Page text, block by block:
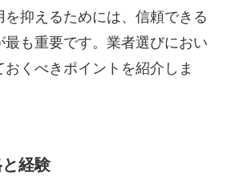
抑えるためには、信頼できる
最も重要です。業者選びにおい
くべきポイントを紹介しま
経験